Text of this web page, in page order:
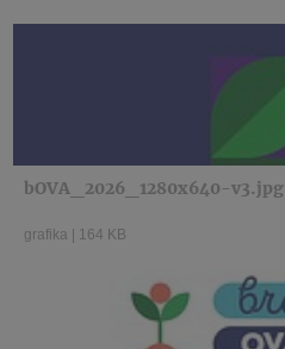
bOVA_2026_1280x640-v3.jpg
grafika 164 KB